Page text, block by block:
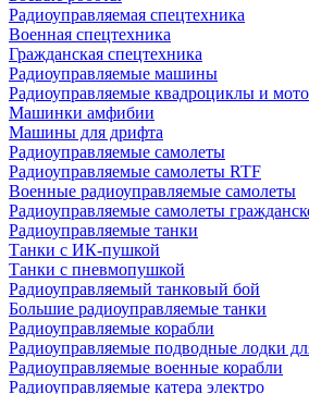
Радиоуправляемая спецтехника
Военная спецтехника
Гражданская спецтехника
Радиоуправляемые машины
Радиоуправляемые квадроциклы и
Машинки амфибии
Машины для дрифта
Радиоуправляемые самолеты
Радиоуправляемые самолеты RTF
Военные радиоуправляемые самолеты
Радиоуправляемые самолеты
Радиоуправляемые танки
Танки с ИК-пушкой
Танки с пневмопушкой
Радиоуправляемый танковый бой
Большие радиоуправляемые танки
Радиоуправляемые корабли
Радиоуправляемые подводные лодки
Радиоуправляемые военные корабли
Радиоуправляемые катера электро